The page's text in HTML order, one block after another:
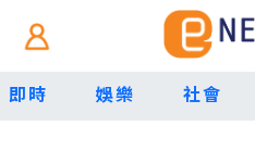
即時 娛樂 社會